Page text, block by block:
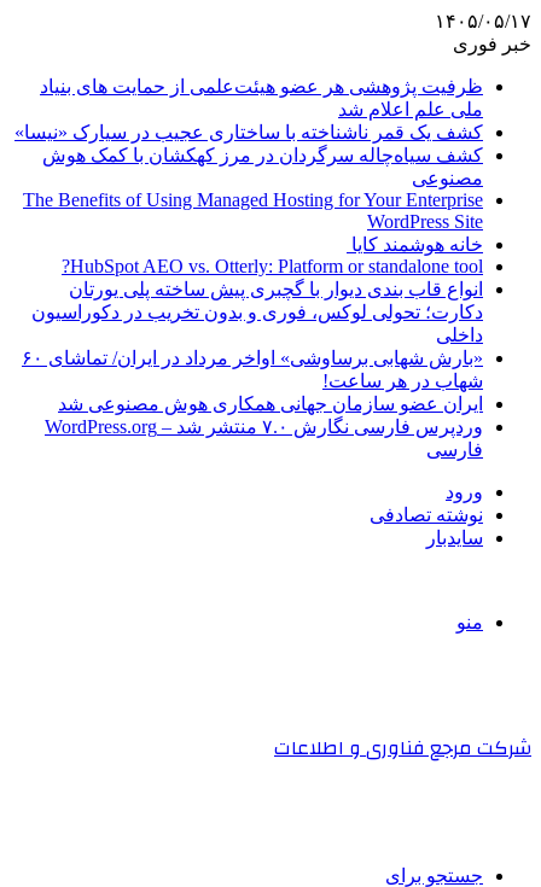
۱۴۰۵/۰۵/۱۷
خبر فوری
ظرفیت پژوهشی هر عضو هیئت‌علمی از حمایت های بنیاد
ملی علم اعلام شد
کشف یک قمر ناشناخته با ساختاری عجیب در سیارک «نیسا»
کشف سیاه‌چاله سرگردان در مرز کهکشان با کمک هوش
مصنوعی
The Benefits of Using Managed Hosting for Your Enterprise
WordPress Site
خانه هوشمند کایا
HubSpot AEO vs. Otterly: Platform or standalone tool?
انواع قاب بندی دیوار با گچبری پیش ساخته پلی یورتان
دکارت؛ تحولی لوکس، فوری و بدون تخریب در دکوراسیون
داخلی
«بارش شهابی برساوشی» اواخر مرداد در ایران/ تماشای ۶۰
شهاب در هر ساعت!
ایران عضو سازمان جهانی همکاری هوش مصنوعی شد
وردپرس فارسی نگارش ۷.۰ منتشر شد – WordPress.org
فارسی
ورود
نوشته تصادفی
سایدبار
منو
شرکت مرجع فناوری و اطلاعات
جستجو برای